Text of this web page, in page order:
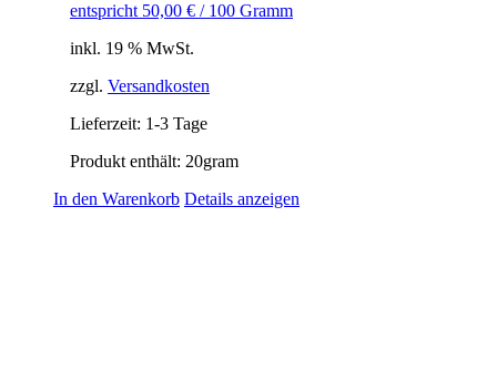
entspricht 50,00 € / 100 Gramm
inkl. 19 % MwSt.
zzgl. Versandkosten
Lieferzeit: 1-3 Tage
Produkt enthält: 20gram
In den Warenkorb Details anzeigen